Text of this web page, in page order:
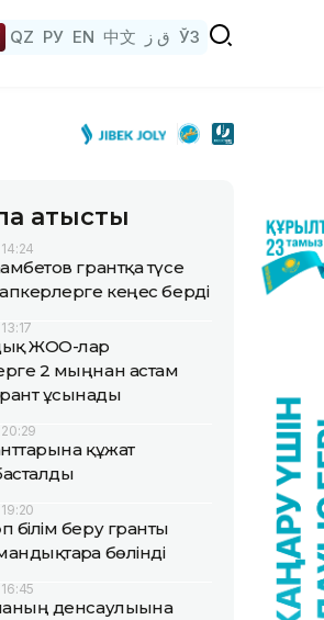
QZ РУ EN 中文 ق ز ЎЗ
қатысты
грантқа түсе
кеңес берді
ЖОО-лар
2 мыңнан астам
ұсынады
құжат
білім беру гранты
бөлінді
денсаулығына